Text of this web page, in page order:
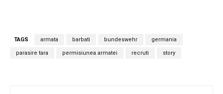
TAGS armata barbati bundeswehr germania
parasire tara permisiunea armatei recruti story